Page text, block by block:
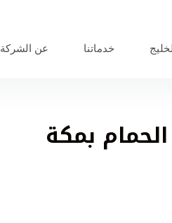
خدماتنا عن الشركة
بمكة